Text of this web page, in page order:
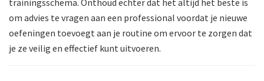
om advies te vragen aan een professional voordat je nieuwe
oefeningen toevoegt aan je routine om ervoor te zorgen dat
je ze veilig en effectief kunt uitvoeren.